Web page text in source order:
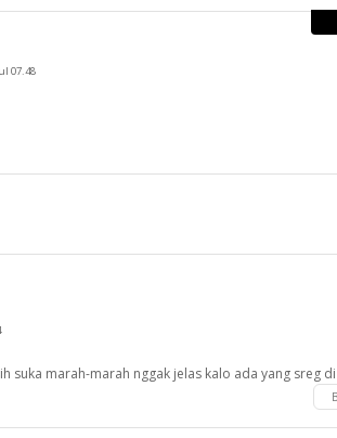
07.48
suka marah-marah nggak jelas kalo ada yang sreg